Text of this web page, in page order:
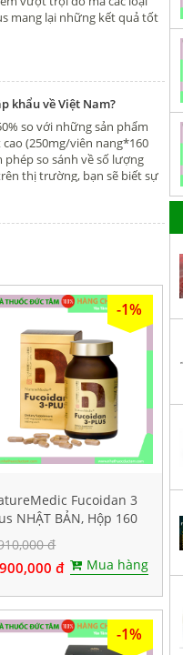
mang lại những kết quả tốt
khẩu về Việt Nam?
so với những sản phẩm
(250mg/viên nang*160
phép so sánh về số lượng
thị trường, bạn sẽ biết sự
-1%
Fucoidan 3
NHẬT BẢN, Hộp 160
đ
đ Mua hàng
-1%